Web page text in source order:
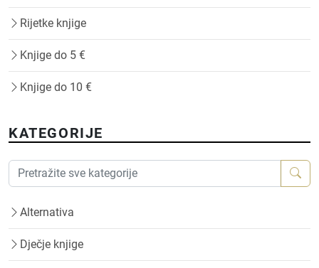
Rijetke knjige
Knjige do 5 €
Knjige do 10 €
KATEGORIJE
Alternativa
Dječje knjige